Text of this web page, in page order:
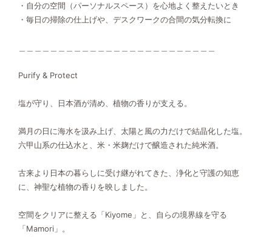
・自分の空間（パーソナルスペース）を心地よく整えたいとき
・毎日の掃除の仕上げや、デスクワークの合間の気分転換に
Purify & Protect
塩が守り、日本酒が清め、植物の香りが支える。
満月の日に海水を汲み上げ、太陽と風の力だけで結晶化した塩。
六甲山系の仕込水と、米・米麹だけで醸造された純米酒。
古来より日本の暮らしに受け継がれてきた、浄化と守護の知恵
に、神聖な植物の香りを映しました。
空間をクリアに整える「Kiyome」と、自らの境界線を守る
「Mamori」。